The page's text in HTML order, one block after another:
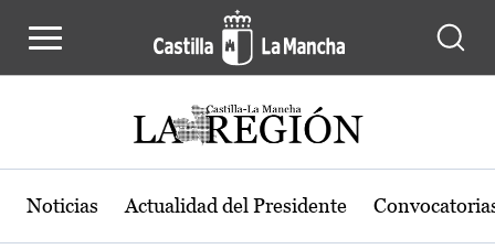
Noticias Actualidad del Presidente